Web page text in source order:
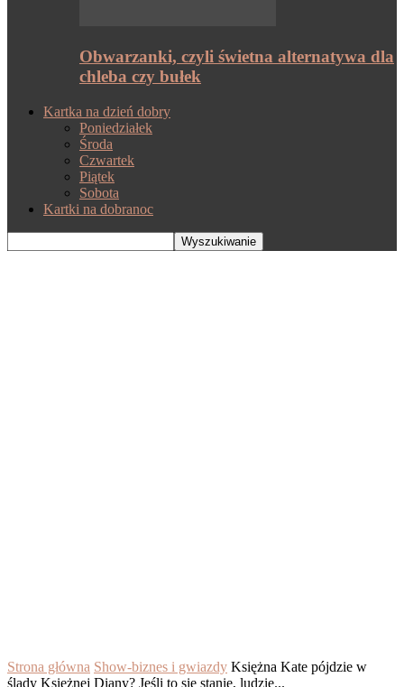
Obwarzanki, czyli świetna alternatywa dla
chleba czy bułek
Kartka na dzień dobry
Poniedziałek
Środa
Czwartek
Piątek
Sobota
Kartki na dobranoc
Strona główna Show-biznes i gwiazdy Księżna Kate pójdzie w
ślady Księżnej Diany? Jeśli to się stanie, ludzie...